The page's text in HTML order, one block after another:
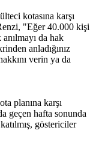
kotasına karşı
"Eğer 40.000 kişi
da hak
anladığınız
verin ya da
planına karşı
geçen hafta sonunda
göstericiler